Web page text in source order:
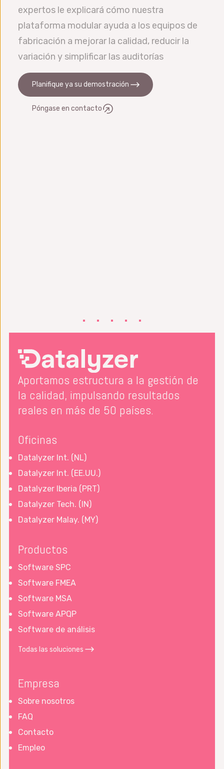
etc.
expertos le explicará cómo nuestra
plataforma modular ayuda a los equipos de
fabricación a mejorar la calidad, reducir la
variación y simplificar las auditorías
Planifique ya su demostración
Póngase en contacto
Aportamos estructura a la gestión de
la calidad, impulsando resultados
reales en más de 50 países.
Oficinas
Datalyzer Int. (NL)
Datalyzer Int. (EE.UU.)
Datalyzer Iberia (PRT)
Datalyzer Tech. (IN)
Datalyzer Malay. (MY)
Productos
Software SPC
Software FMEA
Software MSA
Software APQP
Software de análisis
Todas las soluciones
Empresa
Sobre nosotros
FAQ
Contacto
Empleo